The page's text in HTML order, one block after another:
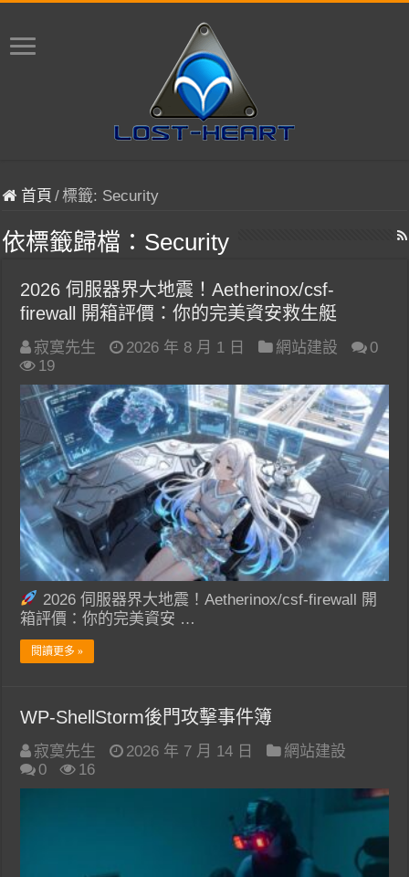
首頁 /標籤: Security
依標籤歸檔： Security
2026 伺服器界大地震！Aetherinox/csf-
firewall 開箱評價：你的完美資安救生艇
寂寞先生 2026 年 8 月 1 日 網站建設
0
19
2026 伺服器界大地震！Aetherinox/csf-firewall 開
箱評價：你的完美資安 …
閱讀更多 »
WP-ShellStorm後門攻擊事件簿
寂寞先生 2026 年 7 月 14 日
網站建設
0
16